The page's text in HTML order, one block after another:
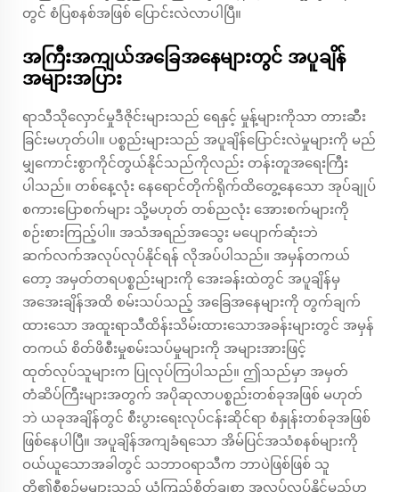
တွင် စံပြစနစ်အဖြစ် ပြောင်းလဲလာပါပြီ။
အကြီးအကျယ်အခြေအနေများတွင် အပူချိန်
အများအပြား
ရာသီသိုလှောင်မှုဒီဇိုင်းများသည် ရေနှင့် မှုန့်များကိုသာ တားဆီး
ခြင်းမဟုတ်ပါ။ ပစ္စည်းများသည် အပူချိန်ပြောင်းလဲမှုများကို မည်
မျှကောင်းစွာကိုင်တွယ်နိုင်သည်ကိုလည်း တန်းတူအရေးကြီး
ပါသည်။ တစ်နေ့လုံး နေရောင်တိုက်ရိုက်ထိတွေ့နေသော အုပ်ချုပ်
စကားပြောစက်များ သို့မဟုတ် တစ်ညလုံး အေားစက်များကို
စဉ်းစားကြည့်ပါ။ အသံအရည်အသွေး မပျောက်ဆုံးဘဲ
ဆက်လက်အလုပ်လုပ်နိုင်ရန် လိုအပ်ပါသည်။ အမှန်တကယ်
တော့ အမှတ်တရပစ္စည်းများကို အေးခန်းထဲတွင် အပူချိန်မှ
အအေးချိန်အထိ စမ်းသပ်သည့် အခြေအနေများကို တွက်ချက်
ထားသော အထူးရာသီထိန်းသိမ်းထားသောအခန်းများတွင် အမှန်
တကယ် စိတ်ဖိစီးမှုစမ်းသပ်မှုများကို အများအားဖြင့်
ထုတ်လုပ်သူများက ပြုလုပ်ကြပါသည်။ ဤသည်မှာ အမှတ်
တံဆိပ်ကြီးများအတွက် အပိုဆုလာပစ္စည်းတစ်ခုအဖြစ် မဟုတ်
ဘဲ ယခုအချိန်တွင် စီးပွားရေးလုပ်ငန်းဆိုင်ရာ စံနှုန်းတစ်ခုအဖြစ်
ဖြစ်နေပါပြီ။ အပူချိန်အကျခံရသော အိမ်ပြင်အသံစနစ်များကို
ဝယ်ယူသောအခါတွင် သဘာဝရာသီက ဘာပဲဖြစ်ဖြစ် သူ
တို့၏စီစဉ်မှုများသည် ယုံကြည်စိတ်ချစွာ အလုပ်လုပ်နိုင်မည်ဟု